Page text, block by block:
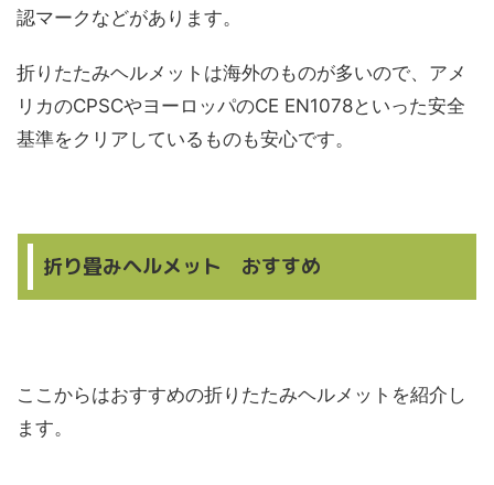
認マークなどがあります。
折りたたみヘルメットは海外のものが多いので、アメ
リカのCPSCやヨーロッパのCE EN1078といった安全
基準をクリアしているものも安心です。
折り畳みヘルメット おすすめ
ここからはおすすめの折りたたみヘルメットを紹介し
ます。